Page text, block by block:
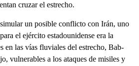
cruzar el estrecho.
un posible conflicto con Irán, uno
el ejército estadounidense era la
en las vías fluviales del estrecho, Bab-
vulnerables a los ataques de misiles y